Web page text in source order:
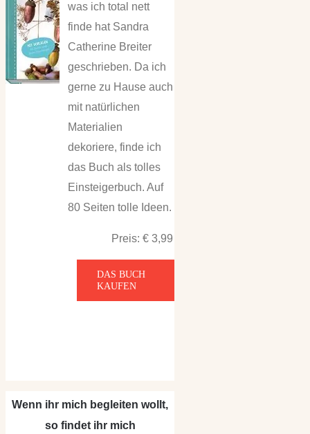
was ich total nett
finde hat Sandra
Catherine Breiter
geschrieben. Da ich
gerne zu Hause auch
mit natürlichen
Materialien
dekoriere, finde ich
das Buch als tolles
Einsteigerbuch. Auf
80 Seiten tolle Ideen.
Preis: € 3,99
DAS BUCH
KAUFEN
Wenn ihr mich begleiten wollt,
so findet ihr mich